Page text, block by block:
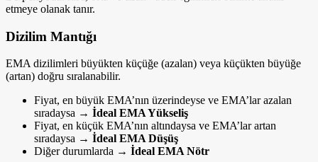
etmeye olanak tanır.
Dizilim Mantığı
EMA dizilimleri büyükten küçüğe (azalan) veya küçükten büyüğe
(artan) doğru sıralanabilir.
Fiyat, en büyük EMA’nın üzerindeyse ve EMA’lar azalan
sıradaysa → İdeal EMA Yükseliş
Fiyat, en küçük EMA’nın altındaysa ve EMA’lar artan
sıradaysa → İdeal EMA Düşüş
Diğer durumlarda → İdeal EMA Nötr